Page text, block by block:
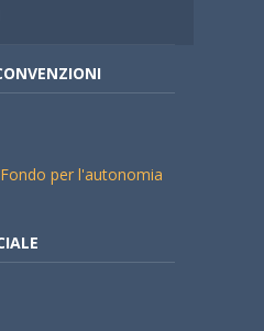
per l'autonomia